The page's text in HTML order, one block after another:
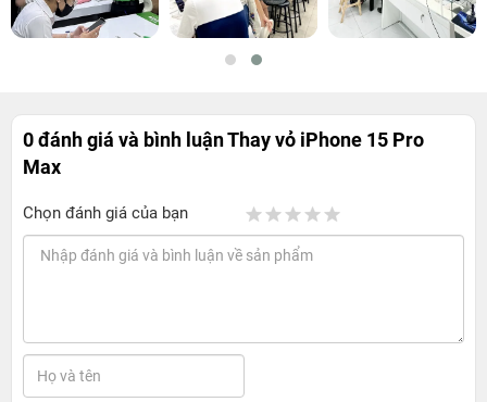
0 đánh giá và bình luậnThay vỏ iPhone 15 Pro
Max
Chọn đánh giá của bạn